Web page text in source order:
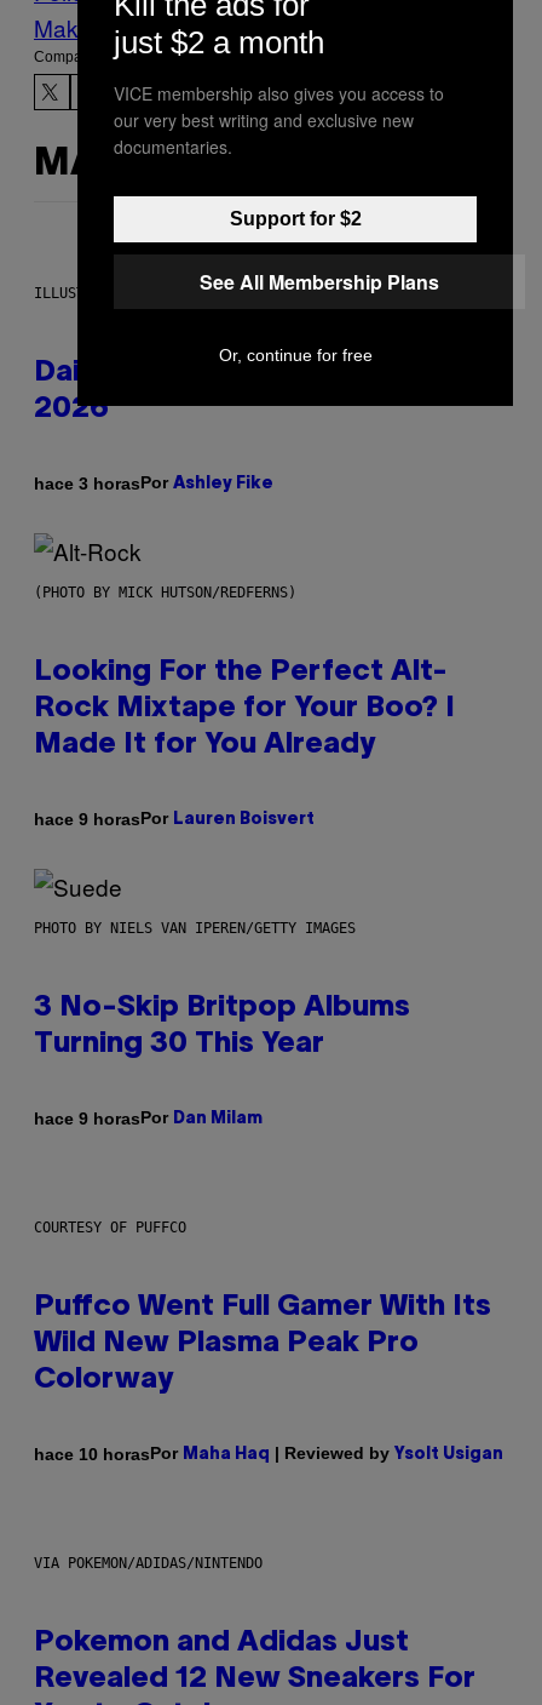
Make Us Preferred In Top Stories
Compartir:
MÁS DE LO MISMO
ILLUSTRATION BY REESA.
Daily Horoscope: August 6,
2026
hace 3 horasPor Ashley Fike
(PHOTO BY MICK HUTSON/REDFERNS)
Looking For the Perfect Alt-
Rock Mixtape for Your Boo? I
Made It for You Already
hace 9 horasPor Lauren Boisvert
PHOTO BY NIELS VAN IPEREN/GETTY IMAGES
3 No-Skip Britpop Albums
Turning 30 This Year
hace 9 horasPor Dan Milam
COURTESY OF PUFFCO
Puffco Went Full Gamer With Its
Wild New Plasma Peak Pro
Colorway
hace 10 horasPor Maha Haq | Reviewed by Ysolt Usigan
VIA POKEMON/ADIDAS/NINTENDO
Pokemon and Adidas Just
Revealed 12 New Sneakers For
just $2 a month
VICE membership also gives you access to
our very best writing and exclusive new
documentaries.
Support for $2
See All Membership Plans
Or, continue for free